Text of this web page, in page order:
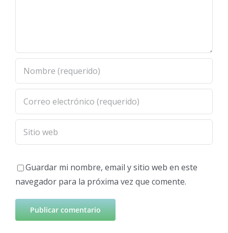
Guardar mi nombre, email y sitio web en este
navegador para la próxima vez que comente.